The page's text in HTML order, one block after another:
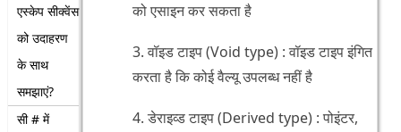
एस्केप सीक्वेंस
को उदाहरण
के साथ
समझाएं?
सी # में
को एसाइन कर सकता है
3. वॉइड टाइप (Void type) : वॉइड टाइप इंगित
करता है कि कोई वैल्यू उपलब्ध नहीं है
4. डेराइव्ड टाइप (Derived type) : पोइंटर,